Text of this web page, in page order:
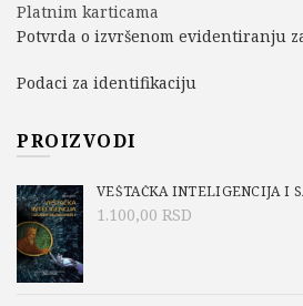
Platnim karticama
Potvrda o izvršenom evidentiranju
Podaci za identifikaciju
PROIZVODI
VEŠTAČKA INTELIGENCIJA I
1.100,00 RSD